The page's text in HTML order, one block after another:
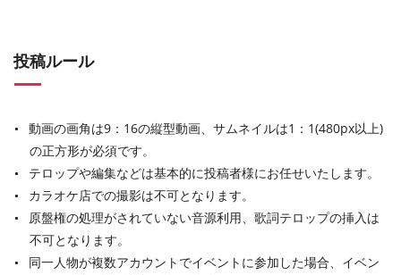
投稿ルール
動画の画角は9：16の縦型動画、サムネイルは1：1(480px以上)
の正方形が必須です。
テロップや編集などは基本的に投稿者様にお任せいたします。
カラオケ店での撮影は不可となります。
原盤権の処理がされていない音源利用、歌詞テロップの挿入は
不可となります。
同一人物が複数アカウントでイベントに参加した場合、イベン